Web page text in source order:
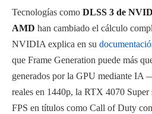
Tecnologías como DLSS 3 de
AMD han cambiado el cálculo
NVIDIA explica en su
que Frame Generation puede más
generados por la GPU mediante IA
reales en 1440p, la RTX 4070 Super
FPS en títulos como Call of Duty